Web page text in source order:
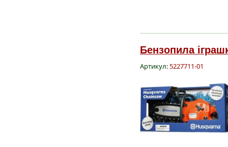
Бензопила
Артикул:5227711-01